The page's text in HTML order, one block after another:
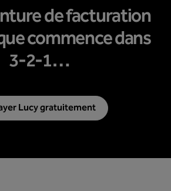
de facturation
commence dans
3-2-1…
Lucy gratuitement